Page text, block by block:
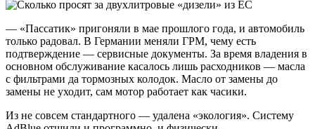
— «Пассатик» пригоняли в мае прошлого года, и автомобиль
только радовал. В Германии меняли ГРМ, чему есть
подтверждение — сервисные документы. За время владения в
основном обслуживание касалось лишь расходников — масла
с фильтрами да тормозных колодок. Масло от замены до
замены не уходит, сам мотор работает как часики.
Из не совсем стандартного — удалена «экология». Систему